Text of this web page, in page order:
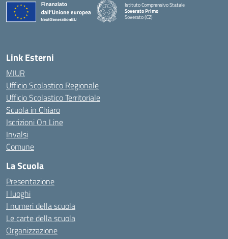
Istituto Comprensivo Statale
Soverato Primo
Soverato (CZ)
Link Esterni
MIUR
Ufficio Scolastico Regionale
Ufficio Scolastico Territoriale
Scuola in Chiaro
Iscrizioni On Line
Invalsi
Comune
La Scuola
Presentazione
I luoghi
I numeri della scuola
Le carte della scuola
Organizzazione